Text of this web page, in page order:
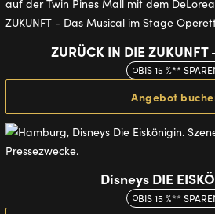
ZURÜCK IN DIE
BIS 15 %**
Angebot
Disneys DIE
BIS 15 %**